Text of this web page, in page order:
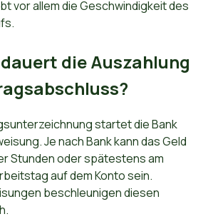
vor allem die Geschwindigkeit des
die Auszahlung
startet die Bank
Je nach Bank kann das Geld
Stunden oder spätestens am
auf dem Konto sein.
beschleunigen diesen